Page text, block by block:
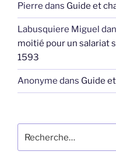
Pierre dans Guide et
Labusquiere Miguel
moitié pour un salariat
1593
Anonyme dans Guide
pour